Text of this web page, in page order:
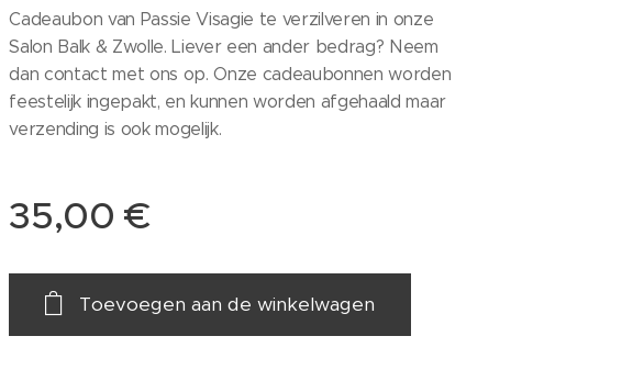
Cadeaubon van Passie Visagie te verzilveren in onze
Salon Balk & Zwolle. Liever een ander bedrag? Neem
dan contact met ons op. Onze cadeaubonnen worden
feestelijk ingepakt, en kunnen worden afgehaald maar
verzending is ook mogelijk.
35,00 €
Toevoegen aan de winkelwagen